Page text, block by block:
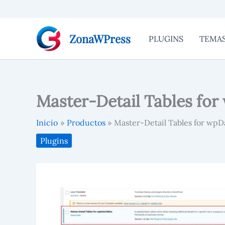
contenido
ZonaWPress PLUGINS
Master-Detail Tables for
Inicio Productos
Master-Detail Tables for
Plugins